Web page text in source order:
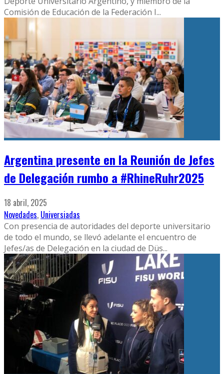
Comisión de Educación de la Federación I...
Argentina presente en la Reunión de Jefes
de Delegación rumbo a #RhineRuhr2025
18 abril, 2025
Novedades, Universiadas
Con presencia de autoridades del deporte universitario
de todo el mundo, se llevó adelante el encuentro de
Jefes/as de Delegación en la ciudad de Düs...